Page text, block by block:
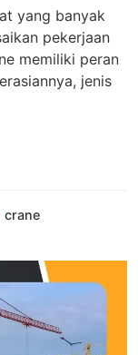
yang banyak
pekerjaan
memiliki peran
jenis
crane